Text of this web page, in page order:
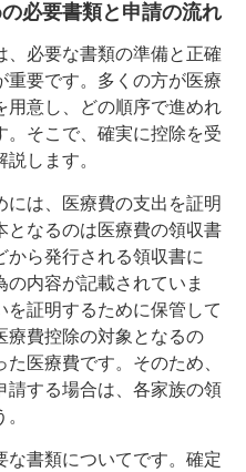
必要書類と申請の流れ
、必要な書類の準備と正確
重要です。多くの方が医療
用意し、どの順序で進めれ
。そこで、確実に控除を受
します。
には、医療費の支出を証明
となるのは医療費の領収書
から発行される領収書に
内容が記載されていま
証明するために保管して
療費控除の対象となるの
医療費です。そのため、
請する場合は、各家族の領
な書類についてです。確定